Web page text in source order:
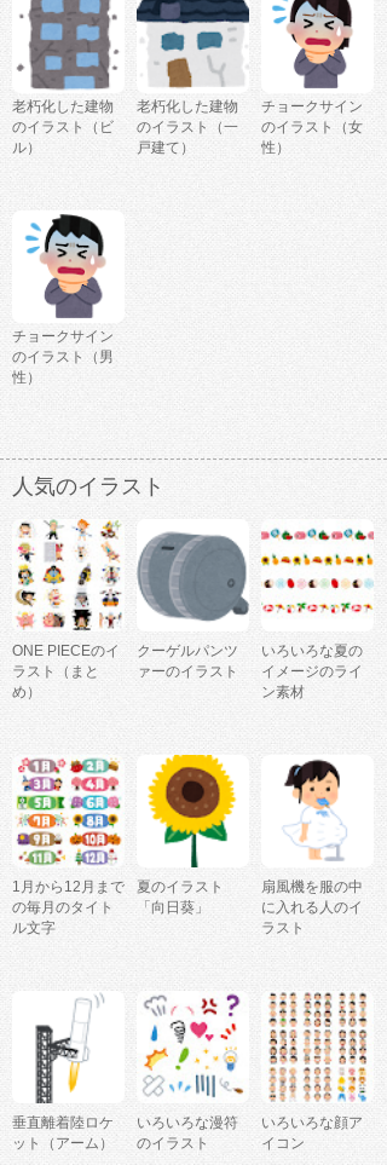
老朽化した建物
のイラスト（ビ
ル）
老朽化した建物
のイラスト（一
戸建て）
チョークサイン
のイラスト（女
性）
チョークサイン
のイラスト（男
性）
人気のイラスト
ONE PIECEのイ
ラスト（まと
め）
クーゲルパンツ
ァーのイラスト
いろいろな夏の
イメージのライ
ン素材
1月から12月まで
の毎月のタイト
ル文字
夏のイラスト
「向日葵」
扇風機を服の中
に入れる人のイ
ラスト
垂直離着陸ロケ
ット（アーム）
いろいろな漫符
のイラスト
いろいろな顔ア
イコン